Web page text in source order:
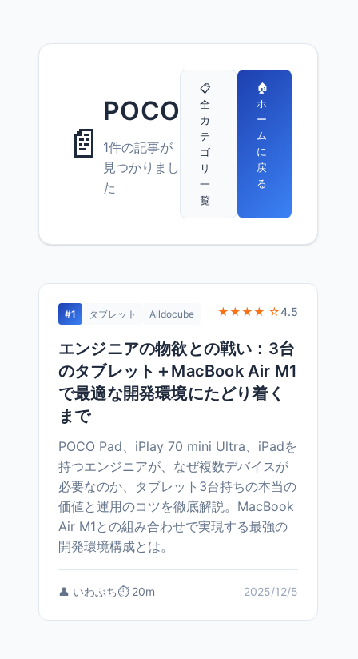
📄
POCO
1件の記事が
見つかりまし
た
📋
全
カ
テ
ゴ
リ
一
覧
🏠
ホ
ー
ム
に
戻
る
#1 タブレット Alldocube ★★★★ ☆4.5
エンジニアの物欲との戦い：3台
のタブレット＋MacBook Air M1
で最適な開発環境にたどり着く
まで
POCO Pad、iPlay 70 mini Ultra、iPadを
持つエンジニアが、なぜ複数デバイスが
必要なのか、タブレット3台持ちの本当の
価値と運用のコツを徹底解説。MacBook
Air M1との組み合わせで実現する最強の
開発環境構成とは。
👤 いわぶち⏱️ 20m 2025/12/5